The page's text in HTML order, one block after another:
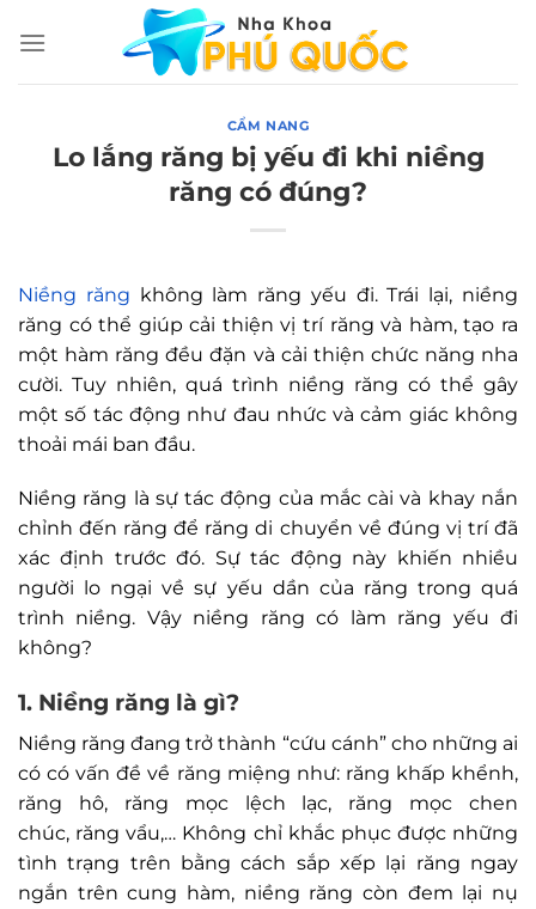
đến
CẨM NANG
Lo lắng răng bị yếu đi khi niềng
răng có đúng?
Niềng răng không làm răng yếu đi. Trái lại, niềng
răng có thể giúp cải thiện vị trí răng và hàm, tạo ra
một hàm răng đều đặn và cải thiện chức năng nha
cười. Tuy nhiên, quá trình niềng răng có thể gây
một số tác động như đau nhức và cảm giác không
thoải mái ban đầu.
Niềng răng là sự tác động của mắc cài và khay nắn
chỉnh đến răng để răng di chuyển về đúng vị trí đã
xác định trước đó. Sự tác động này khiến nhiều
người lo ngại về sự yếu dần của răng trong quá
trình niềng. Vậy niềng răng có làm răng yếu đi
không?
1. Niềng răng là gì?
Niềng răng đang trở thành “cứu cánh” cho những ai
có có vấn đề về răng miệng như: răng khấp khểnh,
răng hô, răng mọc lệch lạc, răng mọc chen
chúc, răng vẩu,… Không chỉ khắc phục được những
tình trạng trên bằng cách sắp xếp lại răng ngay
ngắn trên cung hàm, niềng răng còn đem lại nụ